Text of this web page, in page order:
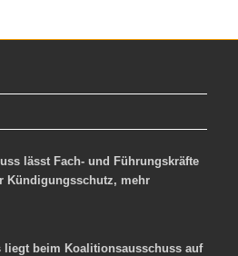
lässt Fach- und Führungskräfte
Kündigungsschutz, mehr
liegt beim Koalitionsausschuss auf